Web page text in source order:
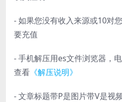
- 如果您没有收入来源或10对
要充值
- 手机解压用es文件浏览器，
查看 《解压说明》
- 文章标题带P是图片带V是视